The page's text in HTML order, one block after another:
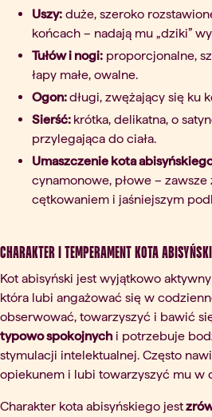
Uszy: duże, szeroko
końcach – nadają mu „dziki”
Tułów i nogi: proporcjonalne,
łapy małe, owalne.
Ogon:długi, zwężający się ku
Sierść: krótka, delikatna, o
przylegająca do ciała.
Umaszczenie kota
cynamonowe, płowe –
cętkowaniem i jaśniejszym
Charakter i temperament kota
Kot abisyński jest wyjątkowo
która lubi angażować się w
obserwować, towarzyszyć i bawić
typowo spokojnychi potrzebuje
stymulacji intelektualnej. Często
opiekunem i lubi towarzyszyć mu w
Charakter kota abisyńskiego jest